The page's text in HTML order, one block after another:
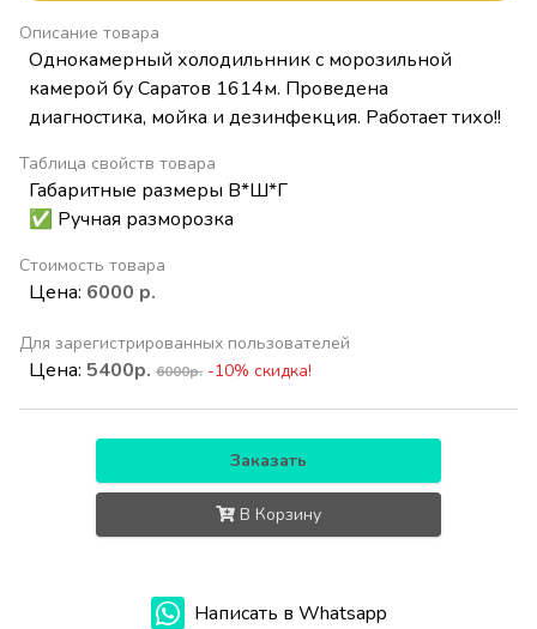
Описание товара
Однокамерный холодильнник с морозильной
камерой бу Саратов 1614м. Проведена
диагностика, мойка и дезинфекция. Работает тихо!!
Таблица свойств товара
Габаритные размеры В*Ш*Г
✅ Ручная разморозка
Стоимость товара
Цена: 6000 р.
Для зарегистрированных пользователей
Цена: 5400р. 6000р. -10% скидка!
Заказать
В Корзину
Написать в Whatsapp